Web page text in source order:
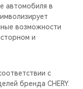
автомобиля в
возможности
и
с
бренда CHERY.